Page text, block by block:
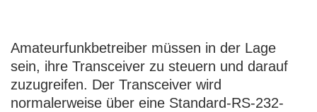
Amateurfunkbetreiber müssen in der Lage
sein, ihre Transceiver zu steuern und darauf
zuzugreifen. Der Transceiver wird
normalerweise über eine Standard-RS-232-